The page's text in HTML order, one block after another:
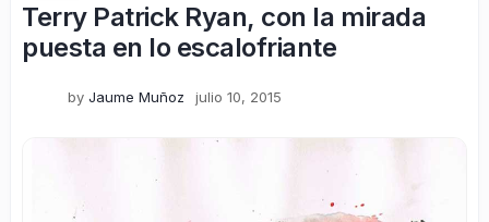
Terry Patrick Ryan, con la mirada
puesta en lo escalofriante
by Jaume Muñoz julio 10, 2015